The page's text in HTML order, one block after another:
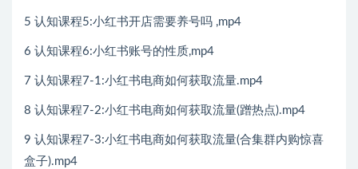
5 认知课程5:小红书开店需要养号吗 ,mp4
6 认知课程6:小红书账号的性质,mp4
7 认知课程7-1:小红书电商如何获取流量.mp4
8 认知课程7-2:小红书电商如何获取流量(蹭热点).mp4
9 认知课程7-3:小红书电商如何获取流量(合集群内购惊喜
盒子).mp4